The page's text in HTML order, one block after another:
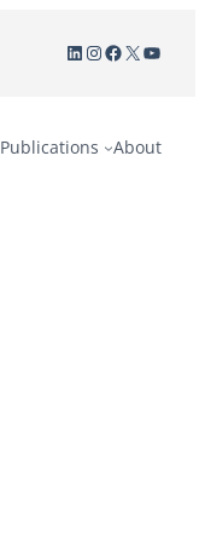
LinkedIn
Instagram
Facebook
X
Publications About